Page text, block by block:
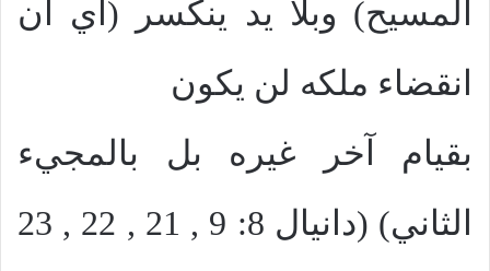
المسيح) وبلا يد ينكسر (أي أن
انقضاء ملكه لن يكون
بقيام آخر غيره بل بالمجيء
الثاني) (دانيال 8: 9 , 21 , 22 , 23